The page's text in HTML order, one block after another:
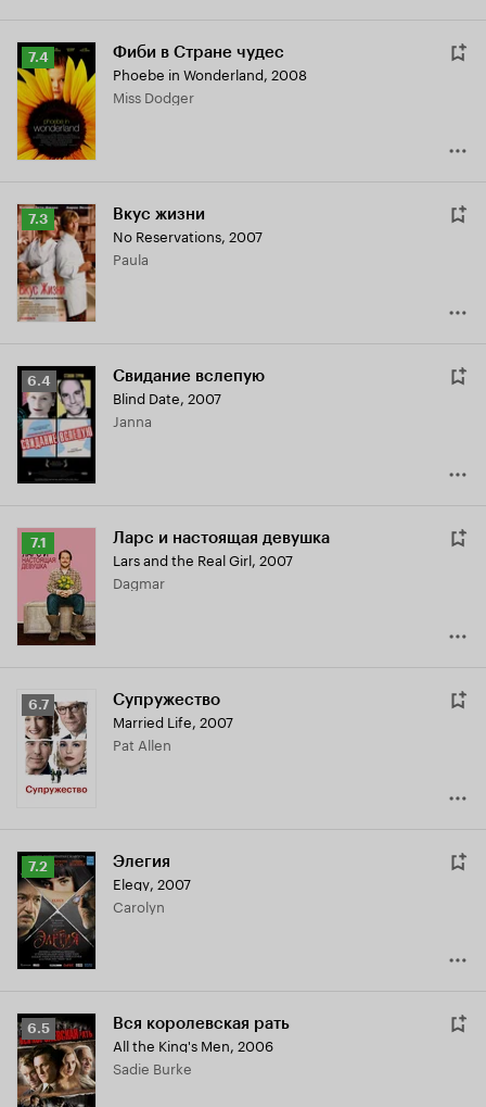
Рейтинг
Кинопоиска
7.4
7.4 Фиби в Стране чудес
Phoebe in Wonderland, 2008
Miss Dodger
Рейтинг
Кинопоиска
7.3
7.3 Вкус жизни
No Reservations, 2007
Paula
Рейтинг
Кинопоиска
6.4
6.4 Свидание вслепую
Blind Date, 2007
Janna
Рейтинг
Кинопоиска
7.1 Ларс и настоящая девушка
Lars and the Real Girl, 2007
Dagmar
Рейтинг
Кинопоиска
6.7
6.7 Супружество
Married Life, 2007
Pat Allen
Рейтинг
Кинопоиска
7.2
7.2 Элегия
Elegy, 2007
Carolyn
Рейтинг
Кинопоиска
6.5
6.5 Вся королевская рать
All the King's Men, 2006
Sadie Burke